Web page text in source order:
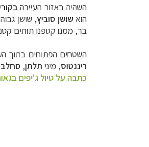
השהיה באזור העיירה
הוא שושן סוביץ, שושן
בר, ממנו קטפנו תותים
השטחים הפתוחים בתוך
ריננטוס, מיני תלתן,
כתבה על טיול ג'יפים